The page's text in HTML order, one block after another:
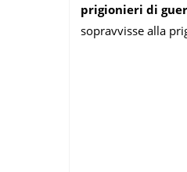
prigionieri di
sopravvisse alla